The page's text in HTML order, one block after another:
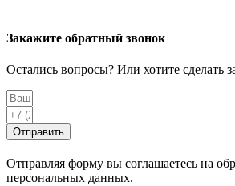
Закажите обратный звонок
Остались вопросы? Или хотите сделать
Отправить
Отправляя форму вы соглашаетесь на
персональных данных.